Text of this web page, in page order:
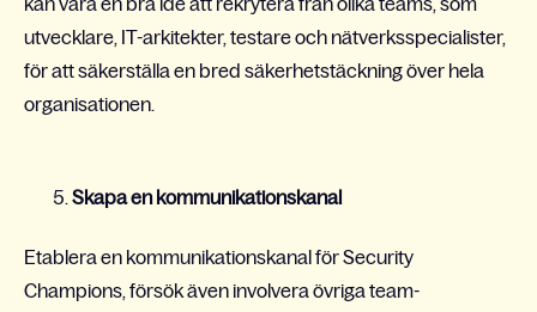
utvecklare, IT-arkitekter, testare och nätverksspecialister,
för att säkerställa en bred säkerhetstäckning över hela
organisationen.
Skapa en kommunikationskanal
Etablera en kommunikationskanal för Security
Champions, försök även involvera övriga team-